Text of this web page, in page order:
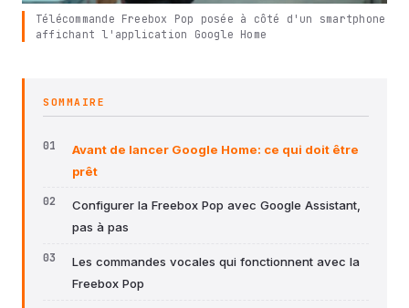
Télécommande Freebox Pop posée à côté d'un smartphone
affichant l'application Google Home
SOMMAIRE
Avant de lancer Google Home: ce qui doit être
prêt
Configurer la Freebox Pop avec Google Assistant,
pas à pas
Les commandes vocales qui fonctionnent avec la
Freebox Pop